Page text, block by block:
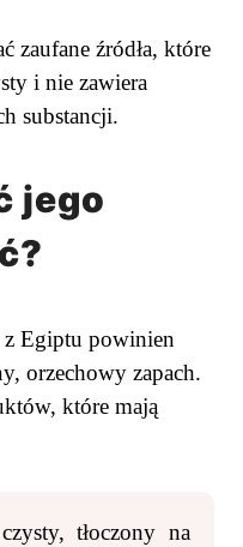
zaufane źródła, które
i nie zawiera
substancji.
jego
Egiptu powinien
orzechowy zapach.
które mają
tłoczony na